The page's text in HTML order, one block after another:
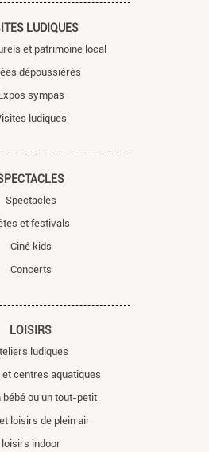
LUDIQUES
et patrimoine local
dépoussiérés
sympas
ludiques
Spectacles
et festivals
Ciné kids
Concerts
LOISIRS
ludiques
et centres aquatiques
bébé ou un tout-petit
loisirs de plein air
loisirs indoor